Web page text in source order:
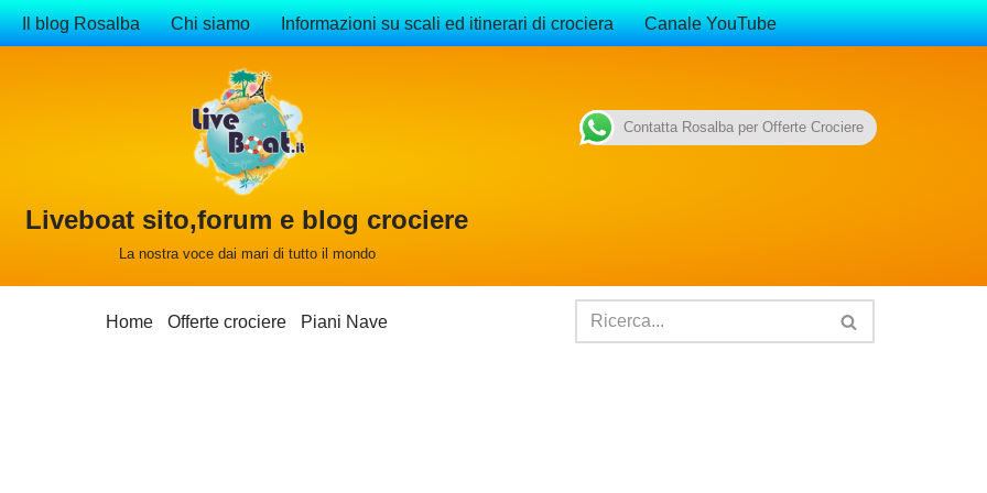
Il blog Rosalba Chi siamo Informazioni su scali ed itinerari di crociera Canale YouTube
Liveboat sito,forum e blog crociere
La nostra voce dai mari di tutto il mondo
Home Offerte crociere Piani Nave
Contatta Rosalba per Offerte Crociere